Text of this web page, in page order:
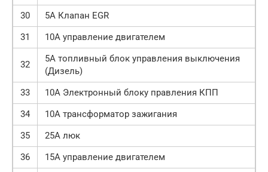
30
5А Клапан EGR
31
10А управление двигателем
32
5А топливный блок управления выключения
(Дизель)
33
10A Электронный блоку правления КПП
34
10А трансформатор зажигания
35
25А люк
36
15А управление двигателем